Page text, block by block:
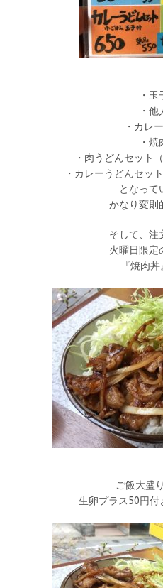
・
・
・カレ
・
・肉うどんセット
・カレーうどんセッ
となって
かなり変則
そして、注
火曜日限定
『焼肉
ご飯大盛
生卵プラス50円付